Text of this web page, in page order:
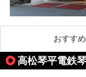
おすす
高松琴平電鉄